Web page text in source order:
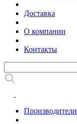
Доставка
О компании
Контакты
Производители